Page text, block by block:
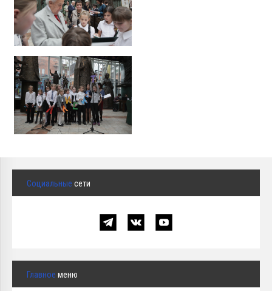
Социальные сети
Главное меню